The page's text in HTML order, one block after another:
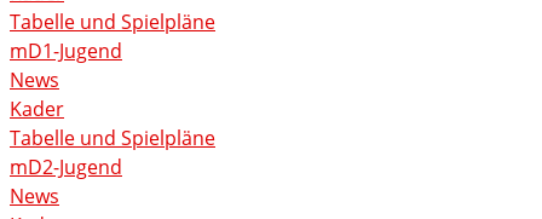
Tabelle und Spielpläne
mD1-Jugend
News
Kader
Tabelle und Spielpläne
mD2-Jugend
News